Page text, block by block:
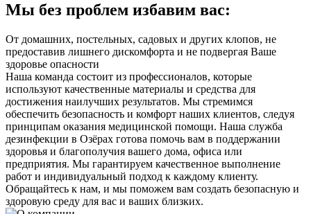
Мы без проблем избавим вас:
От домашних, постельных, садовых и других клопов, не
предоставив лишнего дискомфорта и не подвергая Ваше
здоровье опасности
Наша команда состоит из профессионалов, которые
используют качественные материалы и средства для
достижения наилучших результатов. Мы стремимся
обеспечить безопасность и комфорт наших клиентов, следуя
принципам оказания медицинской помощи. Наша служба
дезинфекции в Озёрах готова помочь вам в поддержании
здоровья и благополучия вашего дома, офиса или
предприятия. Мы гарантируем качественное выполнение
работ и индивидуальный подход к каждому клиенту.
Обращайтесь к нам, и мы поможем вам создать безопасную и
здоровую среду для вас и ваших близких.